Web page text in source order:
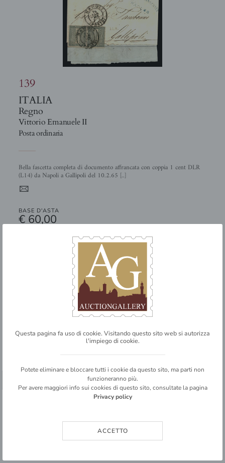
139
ITALIA
Regno
Vittorio Emanuele II
Posta ordinaria
Bella fascetta completa di documento affrancata con coppia 1 cent DLR
(L14) da Napoli a Gallipoli del 10.2.65 [..]
4
BASE D'ASTA
€ 60,00
€ 150,00 / 180,00
DETTAGLIO LOTTO
Vittorio Emanuele II
Questa pagina fa uso di cookie. Visitando questo sito web si autorizza
l'impiego di cookie.
Potete eliminare e bloccare tutti i cookie da questo sito, ma parti non
funzioneranno più.
Per avere maggiori info sui cookies di questo sito, consultate la pagina
Privacy policy
ACCETTO